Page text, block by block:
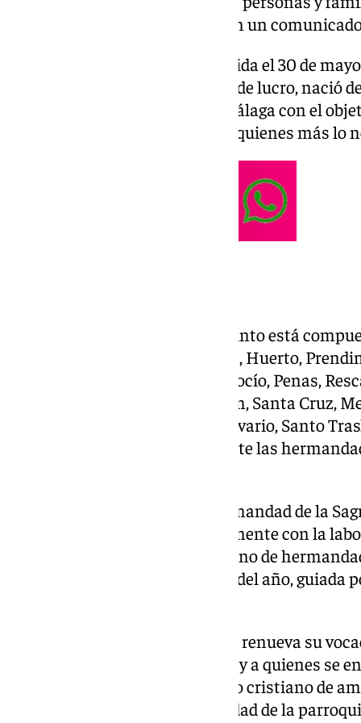
vulnerabilidad», han indicado en un
La Fundación Corinto, constituida el 30 de
benéfico-asistencial sin ánimo de lucro, nació
hermandades de la ciudad de Málaga con el
social que dignifique la ayuda a quienes más lo
Actualmente, la Fundación Corinto está
Pollinica, Humildad, Salutación, Huerto,
Puente, Estudiantes, Cautivo, Rocío, Penas,
Rico, Paloma, Sangre, Expiración, Santa Cruz,
Dolores de San Juan, Monte Calvario, Santo
Asimismo, también forman parte las
Con esta incorporación, la Hermandad de la
compromiso profundo y permanente con la
haciendo realidad el sentido pleno de
procesión que dura los 365 días del año, guiada
Con esta alianza, la hermandad renueva su
atender al hermano necesitado y a quienes se
exclusión, siguiendo el mandato cristiano de
argumentado desde la hermandad de la